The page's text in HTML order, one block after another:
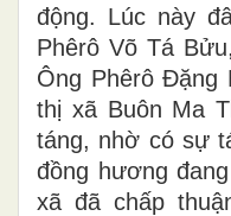
động. Lúc này
Phêrô Võ Tá
Ông Phêrô Đặng
thị xã Buôn Ma
táng, nhờ có sự
đồng hương
xã đã chấp